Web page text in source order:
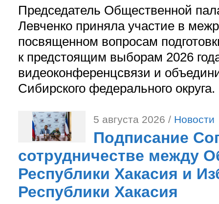
Председатель Общественной
Левченко приняла участие в
посвященном вопросам
к предстоящим выборам 2026
видеоконференцсвязи и
Сибирского федерального округа.
5 августа 2026 / Новости
Подписание
сотрудничестве между
Республики Хакасия и
Республики Хакасия